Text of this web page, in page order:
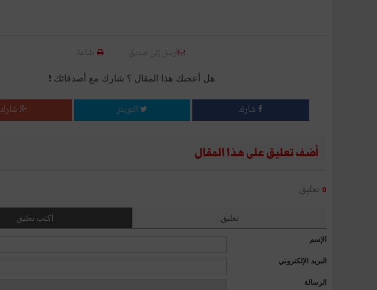
أرسل إلى صديق طباعة
هل أعجبك هذا المقال ؟ شارك مع أصدقائك !
شارك التويتر شارك
أضف تعليق على هذا المقال
0 تعليق
اكتب تعليق تعليق
الإسم
البريد الإلكتروني
الرسالة